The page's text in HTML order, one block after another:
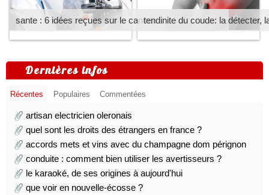
sante : 6 idées reçues sur le cancertendinite du coude: la détecter,
Dernières infos
Récentes Populaires Commentées
artisan electricien oleronais
quel sont les droits des étrangers en france ?
accords mets et vins avec du champagne dom pérignon
conduite : comment bien utiliser les avertisseurs ?
le karaoké, de ses origines à aujourd'hui
que voir en nouvelle-écosse ?